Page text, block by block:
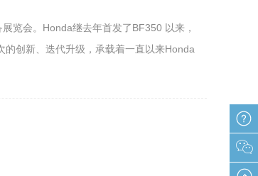
览会。Honda继去年首发了BF350 以来，
创新、迭代升级，承载着一直以来Honda
在线